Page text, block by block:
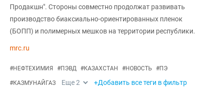
Продакшн". Стороны совместно продолжат развивать
производство биаксиально-ориентированных пленок
(БОПП) и полимерных мешков на территории республики.
mrc.ru
#НЕФТЕХИМИЯ #ПЭВД #КАЗАХСТАН #НОВОСТЬ #ПЭ
#КАЗМУНАЙГАЗ Еще2 +Добавить все теги в фильтр